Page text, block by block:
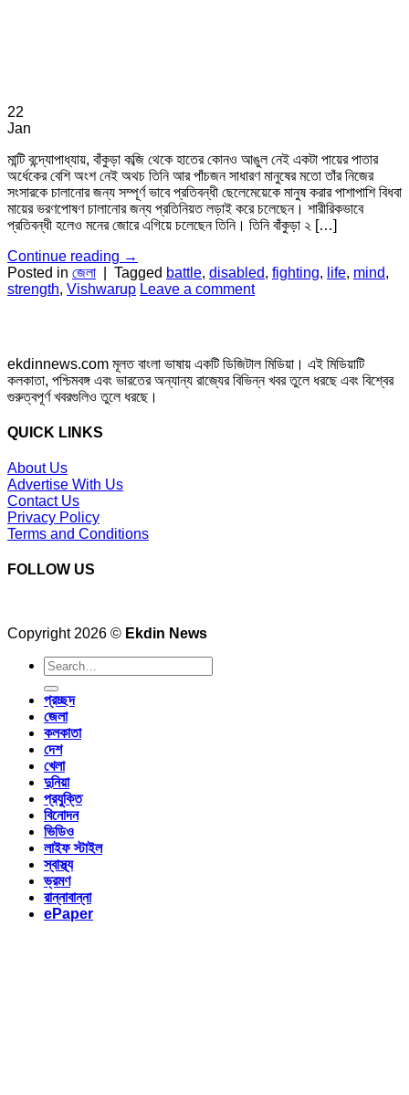
22
Jan
মান্টি বন্দ্যোপাধ্যায়, বাঁকুড়া কব্জি থেকে হাতের কোনও আঙুল নেই একটা পায়ের পাতার
অর্ধেকের বেশি অংশ নেই অথচ তিনি আর পাঁচজন সাধারণ মানুষের মতো তাঁর নিজের
সংসারকে চালানোর জন্য সম্পূর্ণ ভাবে প্রতিবন্ধী ছেলেমেয়েকে মানুষ করার পাশাপাশি বিধবা
মায়ের ভরণপোষণ চালানোর জন্য প্রতিনিয়ত লড়াই করে চলেছেন। শারীরিকভাবে
প্রতিবন্ধী হলেও মনের জোরে এগিয়ে চলেছেন তিনি। তিনি বাঁকুড়া ২ […]
Continue reading →
Posted in জেলা Tagged battle, disabled, fighting, life, mind,
strength, Vishwarup Leave a comment
ekdinnews.com মূলত বাংলা ভাষায় একটি ডিজিটাল মিডিয়া। এই মিডিয়াটি
কলকাতা, পশ্চিমবঙ্গ এবং ভারতের অন্যান্য রাজ্যের বিভিন্ন খবর তুলে ধরছে এবং বিশ্বের
গুরুত্বপূর্ণ খবরগুলিও তুলে ধরছে।
QUICK LINKS
About Us
Advertise With Us
Contact Us
Privacy Policy
Terms and Conditions
FOLLOW US
Copyright 2026 © Ekdin News
প্রচ্ছদ
জেলা
কলকাতা
দেশ
খেলা
দুনিয়া
প্রযুক্তি
বিনোদন
ভিডিও
লাইফ স্টাইল
স্বাস্থ্য
ভ্রমণ
রান্নাবান্না
ePaper